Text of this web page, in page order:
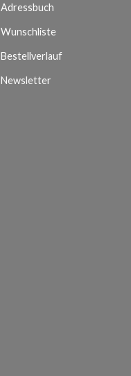
Adressbuch
Wunschliste
Bestellverlauf
Newsletter